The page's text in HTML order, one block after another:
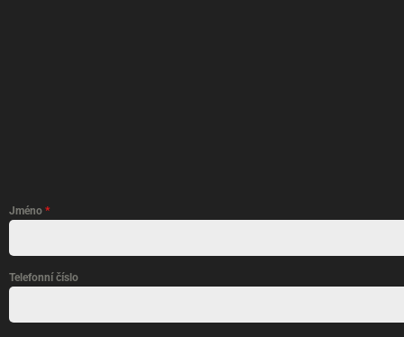
Jméno *
Telefonní číslo